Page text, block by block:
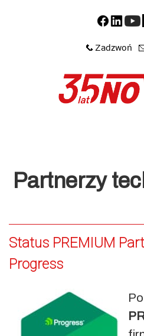
Partnerzy
Status PREMIUM
Progress